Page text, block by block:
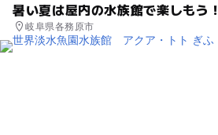
暑い夏は屋内の水族館で楽しもう！
岐阜県各務原市